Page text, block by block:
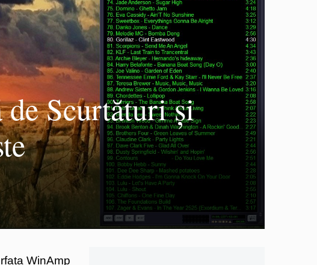
Scurtături și
WinAmp